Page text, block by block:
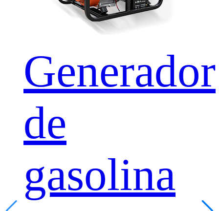
Generador
de
gasolina